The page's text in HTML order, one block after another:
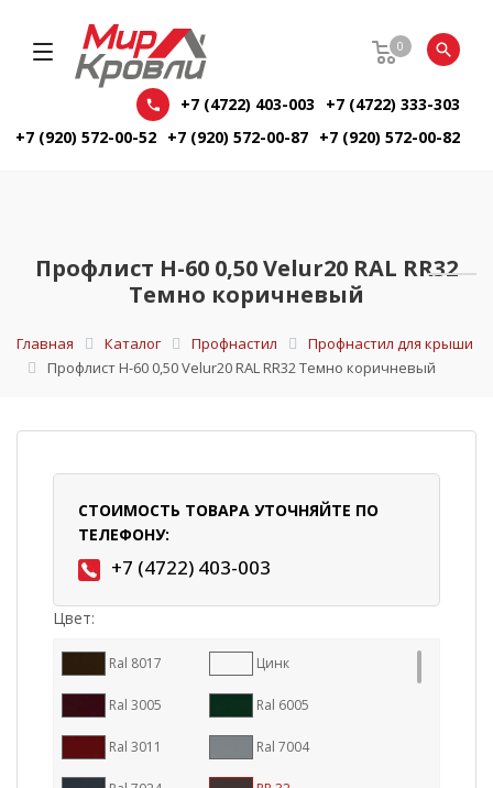
0
+7 (4722) 403-003
+7 (4722) 333-303
+7 (920) 572-00-52 +7 (920) 572-00-87 +7 (920) 572-00-82
Профлист Н-60 0,50 Velur20 RAL RR32
Темно коричневый
Главная Каталог Профнастил
Профнастил для крыши
Профлист Н-60 0,50 Velur20 RAL RR32 Темно коричневый
СТОИМОСТЬ ТОВАРА УТОЧНЯЙТЕ ПО
ТЕЛЕФОНУ:
+7 (4722) 403-003
Цвет:
Ral 8017 Цинк
Ral 3005 Ral 6005
Ral 3011 Ral 7004